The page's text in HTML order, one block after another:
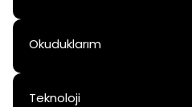
Okuduklarım
Teknoloji